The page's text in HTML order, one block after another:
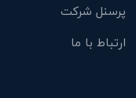
پرسنل شرکت
ارتباط با ما